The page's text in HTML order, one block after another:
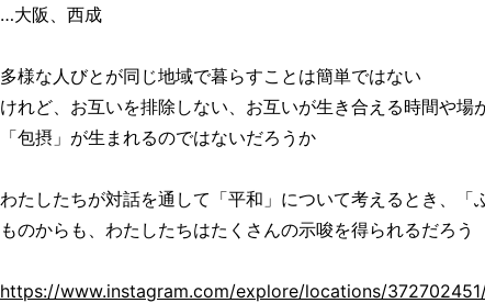
…大阪、西成
多様な人びとが同じ地域で暮らすことは簡単ではない
けれど、お互いを排除しない、お互いが生き合える時間や場
「包摂」が生まれるのではないだろうか
わたしたちが対話を通して「平和」について考えるとき、「
ものからも、わたしたちはたくさんの示唆を得られるだろう
https://www.instagram.com/explore/locations/